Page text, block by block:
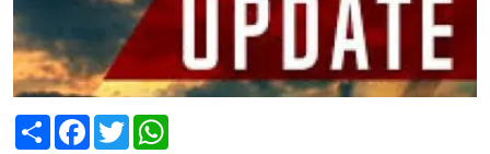
Share Facebook
Twitter